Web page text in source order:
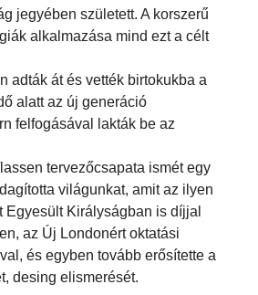
jegyében született. A korszerű
alkalmazása mind ezt a célt
adták át és vették birtokukba a
alatt az új generáció
felfogásával lakták be az
tervezőcsapata ismét egy
világunkat, amit az ilyen
Egyesült Királyságban is díjjal
az Új Londonért oktatási
és egyben tovább erősítette a
desing elismerését.